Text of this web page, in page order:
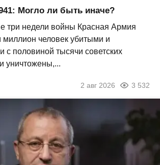
Могло ли быть иначе?
три недели войны Красная Армия
миллион человек убитыми и
с половиной тысячи советских
уничтожены,...
2 авг 2026 3 532